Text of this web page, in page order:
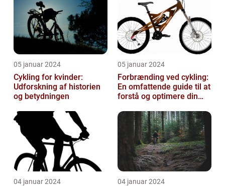
05 januar 2024
Cykling for kvinder:
Udforskning af historien
og betydningen
05 januar 2024
Forbrænding ved cykling:
En omfattende guide til at
forstå og optimere din
04 januar 2024 04 januar 2024